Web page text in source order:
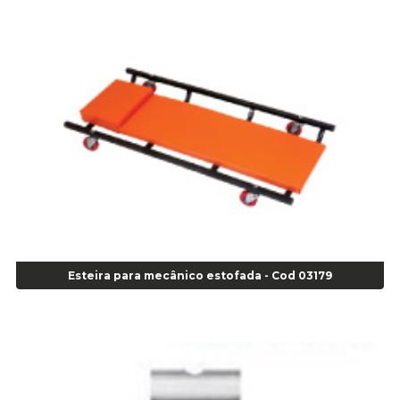
Alicate para Anéis Externos com Bico Curvo - Gedore A21 - Cod 00895
Alicate para Anéis Internos Bico Curvo - Gedore J21 - Cod 00893
Alicate para Anéis Tipo Trava Câmbio 8134 Gedore - Cod 02008
Alicate para Balanceamento - Cod 03078
Alicate para trava de cambio 398 11" - Corneta - Cod 03113
Anel Centralizador Fiat 4 pçs - Amarelo - Cod 00517
Anel Centralizador Ford 4pçs - Verde - Cod 00518
Anel Centralizador Renault 4pçs - Marrom - Cod 01467
Anel Centralizador Toyota 4pçs - Preto - Cod 01335
Esteira para mecânico estofada - Cod 03179